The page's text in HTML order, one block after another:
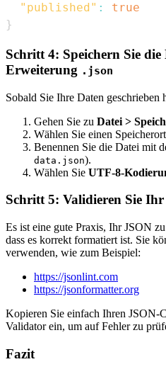
"published" :
true
}
Schritt 4: Speichern Sie
Erweiterung .json
Sobald Sie Ihre Daten geschrieben
Gehen Sie zu Datei >
Wählen Sie einen
Benennen Sie die Datei mit
data.json).
Wählen Sie UTF-8-
Schritt 5: Validieren Sie
Es ist eine gute Praxis, Ihr JSON
dass es korrekt formatiert ist. Sie
verwenden, wie zum Beispiel:
https://jsonlint.com
https://jsonformatter.org
Kopieren Sie einfach Ihren JSON-
Validator ein, um auf Fehler zu
Fazit